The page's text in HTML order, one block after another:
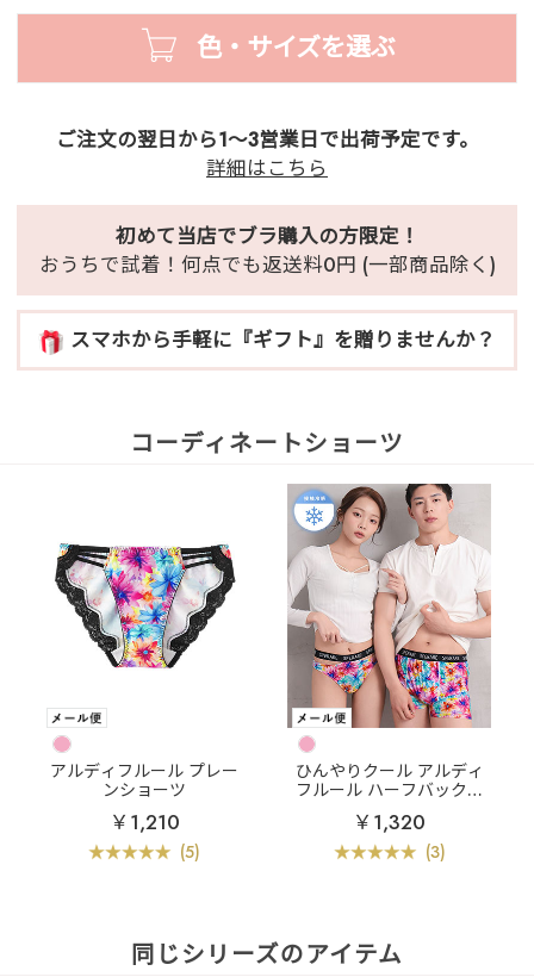
色・サイズを選ぶ
ご注文の翌日から1～3営業日で出荷予定です。
詳細はこちら
初めて当店でブラ購入の方限定！
おうちで試着！何点でも返送料0円 (一部商品除く)
スマホから手軽に『ギフト』を贈りませんか？
コーディネートショーツ
アルディフルール プレー
ンショーツ
￥1,210
(5)
ひんやりクール アルディ
フルール ハーフバックシ
ョーツ
￥1,320
(3)
同じシリーズのアイテム